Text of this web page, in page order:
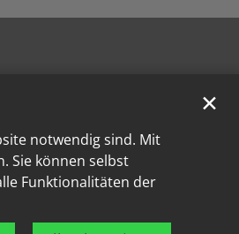
notwendig sind. Mit
Sie können selbst
Funktionalitäten der
✕